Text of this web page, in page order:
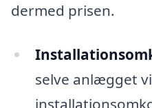
dermed prisen.
selve anlægget